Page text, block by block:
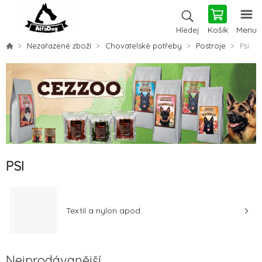
Hledej Košík Menu
Nezařazené zboží Chovatelské potřeby Postroje Psi
PSI
Textil a nylon apod.